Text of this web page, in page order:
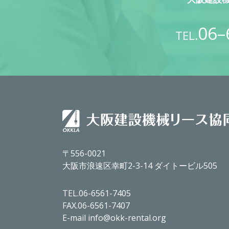
TEL.
〒556-0021
大阪市浪速区幸町2-3-14 ダイトービル505
TEL.06-6561-7405
FAX.06-6561-7407
E-mail info@okk-rental.org